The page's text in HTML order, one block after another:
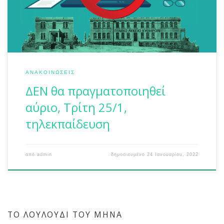
Αλέξανδρου Κόπτση, ανακοινώνει: -Λόγω της κήρυξης
γενικής αργίας, ΔΕΝ θα πραγματοποιηθεί αύριο, Τρίτη
25/1, τηλεκπαίδευση στις περιοχές […]
ΑΝΑΚΟΙΝΏΣΕΙΣ
ΔΕΝ θα πραγματοποιηθεί
αύριο, Τρίτη 25/1,
τηλεκπαίδευση
από admin δημοσιευμένο 24 Ιανουαρίου, 2022
ΤΟ ΛΟΥΛΟΎΔΙ ΤΟΥ ΜΉΝΑ